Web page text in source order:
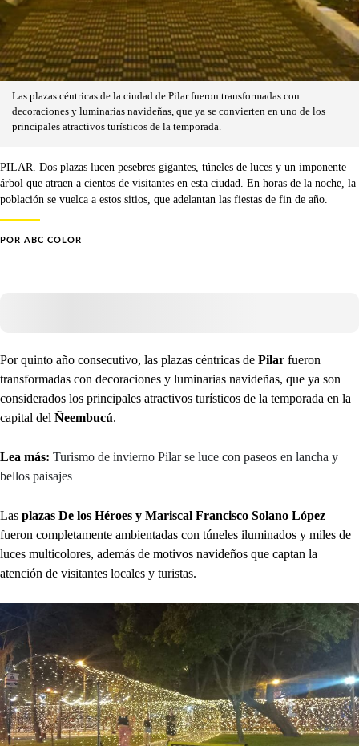
Las plazas céntricas de la ciudad de Pilar fueron transformadas con
decoraciones y luminarias navideñas, que ya se convierten en uno de los
principales atractivos turísticos de la temporada.
PILAR. Dos plazas lucen pesebres gigantes, túneles de luces y un imponente
árbol que atraen a cientos de visitantes en esta ciudad. En horas de la noche, la
población se vuelca a estos sitios, que adelantan las fiestas de fin de año.
POR ABC COLOR
Por quinto año consecutivo, las plazas céntricas de Pilar fueron
transformadas con decoraciones y luminarias navideñas, que ya son
considerados los principales atractivos turísticos de la temporada en la
capital del Ñeembucú.
Lea más: Turismo de invierno Pilar se luce con paseos en lancha y
bellos paisajes
Las plazas De los Héroes y Mariscal Francisco Solano López
fueron completamente ambientadas con túneles iluminados y miles de
luces multicolores, además de motivos navideños que captan la
atención de visitantes locales y turistas.